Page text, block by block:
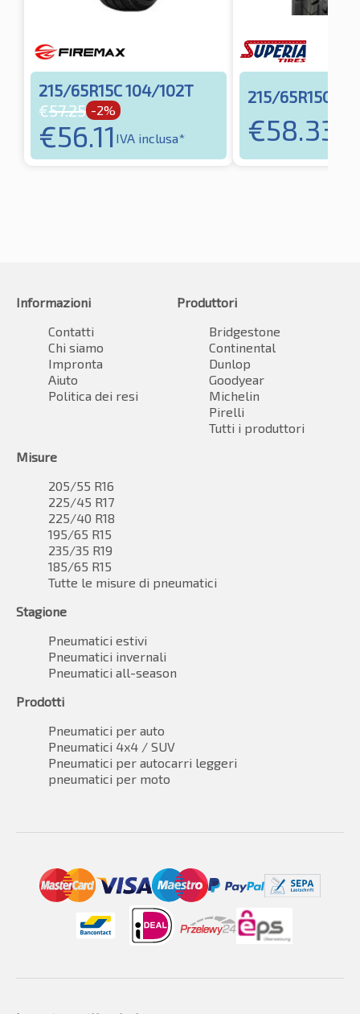
215/65R15C 104/102T
€57.25 -2%
€56.11 IVA inclusa*
215/65R15C
€58.33
Informazioni
Contatti
Chi siamo
Impronta
Aiuto
Politica dei resi
Produttori
Bridgestone
Continental
Dunlop
Goodyear
Michelin
Pirelli
Tutti i produttori
Misure
205/55 R16
225/45 R17
225/40 R18
195/65 R15
235/35 R19
185/65 R15
Tutte le misure di pneumatici
Stagione
Pneumatici estivi
Pneumatici invernali
Pneumatici all-season
Prodotti
Pneumatici per auto
Pneumatici 4x4 / SUV
Pneumatici per autocarri leggeri
pneumatici per moto